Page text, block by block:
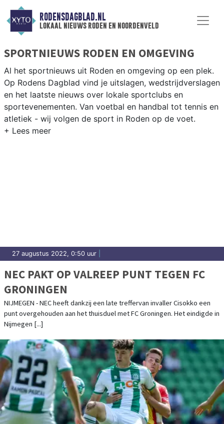
RODENSDAGBLAD.NL
lokaal nieuws roden en noordenveld
SPORTNIEUWS RODEN EN OMGEVING
Al het sportnieuws uit Roden en omgeving op een plek.
Op Rodens Dagblad vind je uitslagen, wedstrijdverslagen
en het laatste nieuws over lokale sportclubs en
sportevenementen. Van voetbal en handbal tot tennis en
atletiek - wij volgen de sport in Roden op de voet.
27 augustus 2022, 0:50 uur
NEC PAKT OP VALREEP PUNT TEGEN FC
GRONINGEN
NIJMEGEN - NEC heeft dankzij een late treffervan invaller Cisokko een
punt overgehouden aan het thuisduel met FC Groningen. Het eindigde in
Nijmegen [...]